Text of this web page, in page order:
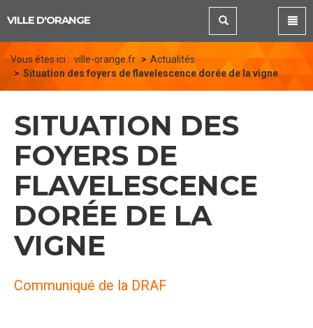
VILLE D'ORANGE
Vous êtes ici : ville-orange.fr
Actualités
Situation des foyers de flavelescence dorée de la vigne
SITUATION DES
FOYERS DE
FLAVELESCENCE
DORÉE DE LA
VIGNE
Communiqué de la DRAF